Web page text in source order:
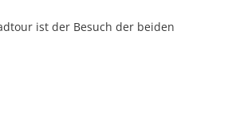
ist der Besuch der beiden